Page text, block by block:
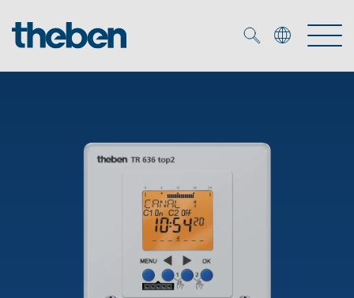
Biblioteca de mídia
Seminários técnicos
Sistema de casa inteligente LUXORliving